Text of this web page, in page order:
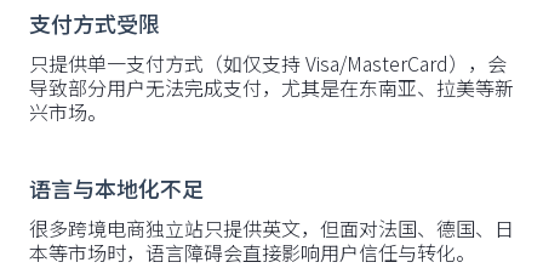
支付方式受限
只提供单一支付方式（如仅支持 Visa/MasterCard），会
导致部分用户无法完成支付，尤其是在东南亚、拉美等新
兴市场。
语言与本地化不足
很多跨境电商独立站只提供英文，但面对法国、德国、日
本等市场时，语言障碍会直接影响用户信任与转化。